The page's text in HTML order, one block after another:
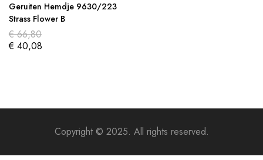
Geruiten Hemdje 9630/223
Strass Flower B
€66,80
€ 40,08
Copyright © 2025. All rights reserved.